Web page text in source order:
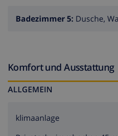
Badezimmer 5: Dusche,
Komfort und Ausstattung
ALLGEMEIN
klimaanlage